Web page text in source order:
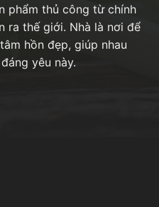
phẩm thủ công từ chính
ra thế giới. Nhà là nơi để
hồn đẹp, giúp nhau
yêu này.